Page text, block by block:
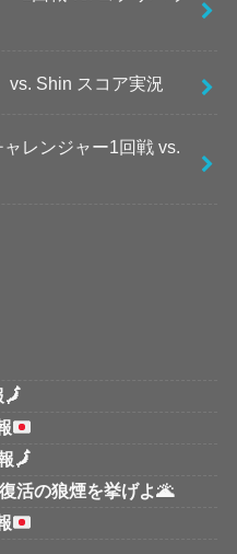
Shin スコア実況
レンジャー1回戦 vs.
🗾
🗾
活の狼煙を挙げよ🌋